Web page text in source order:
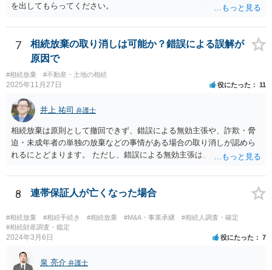
を出してもらってください。
7
相続放棄の取り消しは可能か？錯誤による誤解が
原因で
#相続放棄 #不動産・土地の相続
2025年11月27日 役にたった 11
井上 祐司 弁護士
相続放棄は原則として撤回できず、錯誤による無効主張や、詐欺・脅
迫・未成年者の単独の放棄などの事情がある場合の取り消しが認めら
れるにとどまります。 ただし、錯誤による無効主張は、判例によれ
①放棄する動機が相続放棄申述書に記載されるなど、外部に表示され
ている、②その錯誤が相続放棄を取り消しうるほどの重大な影響をも
たらしたこと、③相続放棄をした人が十分な調査を行っていたなど重
大な過失がなかったことを証明する必要があります。 なお、前提とし
て、相続放棄の無効を単独で主張し認めてもらう法制度は現在、日本
にはありません。 そのため、個別具体的な権利主張・請求を行う中
で、相続放棄の無効を主張する、という流れになろうかと思います。
結論として、重要な問題であるため一度は法律相談を実際に受けられ
8 連帯保証人が亡くなった場合
#相続放棄 #相続手続き #相続放棄 #M&A・事業承継
#相続人調査・確定
#相続財産調査・鑑定
2024年3月6日 役にたった 7
泉 亮介 弁護士